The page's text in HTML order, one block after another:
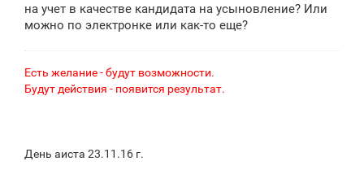
н
и
на учет в качестве кандидата на усыновление? Или
можно по электронке или как-то еще?
Есть желание - будут возможности.
Будут действия - появится результат.
День аиста 23.11.16 г.